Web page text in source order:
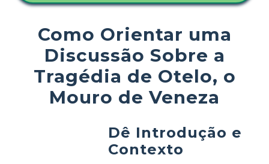
Como Orientar uma
Discussão Sobre a
Tragédia de Otelo, o
Mouro de Veneza
Dê Introdução e
Contexto